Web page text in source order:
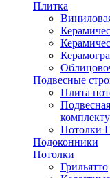
Плитка
Подвесные
Плита
Потолки
Подоконники
Потолки
Грильятто